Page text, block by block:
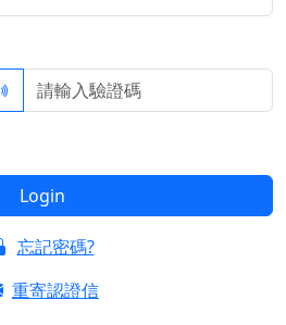
Login
忘記密碼?
重寄認證信